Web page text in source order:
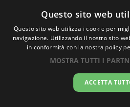
Ora Esatta
Questo sito web
Questo sito web utilizza i cookie per
navigazione. Utilizzando il nostro sito
in conformità con la nostra policy
MOSTRA TUTTI I
ACCETTA